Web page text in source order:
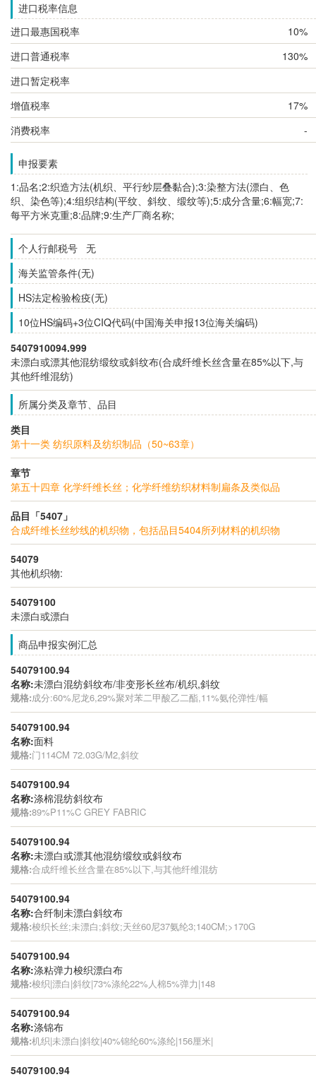
进口税率信息
进口最惠国税率
10%
进口普通税率
130%
进口暂定税率
增值税率
17%
消费税率
-
申报要素
1:品名;2:织造方法(机织、平行纱层叠黏合);3:染整方法(漂白、色
织、染色等);4:组织结构(平纹、斜纹、缎纹等);5:成分含量;6:幅宽;7:
每平方米克重;8:品牌;9:生产厂商名称;
个人行邮税号 无
海关监管条件(无)
HS法定检验检疫(无)
10位HS编码+3位CIQ代码(中国海关申报13位海关编码)
5407910094.999
未漂白或漂其他混纺缎纹或斜纹布(合成纤维长丝含量在85%以下,与
其他纤维混纺)
所属分类及章节、品目
类目
第十一类 纺织原料及纺织制品（50~63章）
章节
第五十四章 化学纤维长丝；化学纤维纺织材料制扁条及类似品
品目「5407」
合成纤维长丝纱线的机织物，包括品目5404所列材料的机织物
54079
其他机织物:
54079100
未漂白或漂白
商品申报实例汇总
54079100.94
名称:未漂白混纺斜纹布/非变形长丝布/机织,斜纹
规格:成分:60%尼龙6,29%聚对苯二甲酸乙二酯,11%氨伦弹性/幅
54079100.94
名称:面料
规格:门114CM 72.03G/M2,斜纹
54079100.94
名称:涤棉混纺斜纹布
规格:89%P11%C GREY FABRIC
54079100.94
名称:未漂白或漂其他混纺缎纹或斜纹布
规格:合成纤维长丝含量在85%以下,与其他纤维混纺
54079100.94
名称:合纤制未漂白斜纹布
规格:梭织长丝;未漂白;斜纹;天丝60尼37氨纶3;140CM;>170G
54079100.94
名称:涤粘弹力梭织漂白布
规格:梭织|漂白|斜纹|73%涤纶22%人棉5%弹力|148
54079100.94
名称:涤锦布
规格:机织|未漂白|斜纹|40%锦纶60%涤纶|156厘米|
54079100.94